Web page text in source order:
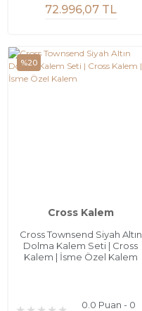
72.996,07 TL
%20
Cross Kalem
Cross Townsend Siyah Altın
Dolma Kalem Seti | Cross
Kalem | İsme Özel Kalem
0.0 Puan - 0